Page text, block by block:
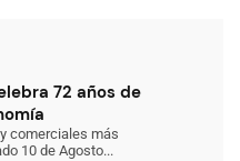
72 años de
comerciales más
10 de Agosto...